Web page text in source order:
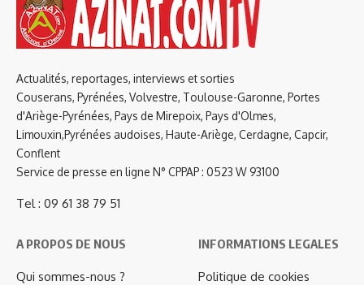
Actualités, reportages, interviews et sorties
Couserans, Pyrénées, Volvestre, Toulouse-Garonne, Portes
d'Ariège-Pyrénées, Pays de Mirepoix, Pays d'Olmes,
Limouxin,Pyrénées audoises, Haute-Ariège, Cerdagne, Capcir,
Conflent
Service de presse en ligne N° CPPAP : 0523 W 93100
Tel : 09 61 38 79 51
A PROPOS DE NOUS
Qui sommes-nous ?
INFORMATIONS LEGALES
Politique de cookies